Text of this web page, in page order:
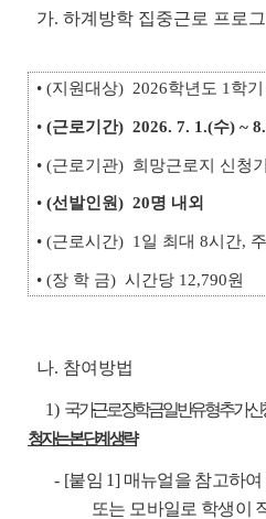
가. 하계방학 집중근로 프로
• (지원대상) 2026학년도 1학
• (근로기간) 2026. 7. 1.(수) ~
• (근로기관) 희망근로지 신청
• (선발인원) 20명 내외
• (근로시간) 1일 최대 8시간,
• (장 학 금) 시간당 12,790원
나. 참여방법
1) 국가근로장학금 일반유형 추가신청:
청자는 본 단계 생략
- [붙임 1] 매뉴얼을 참고하
또는 모바일로 학생이